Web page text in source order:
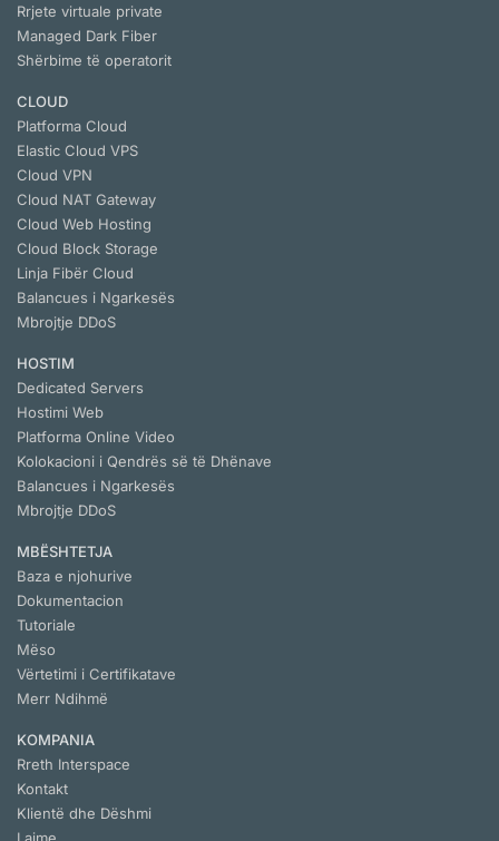
Rrjete virtuale private
Managed Dark Fiber
Shërbime të operatorit
CLOUD
Platforma Cloud
Elastic Cloud VPS
Cloud VPN
Cloud NАТ Gateway
Cloud Web Hosting
Cloud Block Storage
Linja Fibër Cloud
Balancues i Ngarkesës
Mbrojtje DDoS
HOSTIM
Dedicated Servers
Hostimi Web
Platforma Online Video
Kolokacioni i Qendrës së të Dhënave
Balancues i Ngarkesës
Mbrojtje DDoS
MBËSHTETJA
Baza e njohurive
Dokumentacion
Tutoriale
Mëso
Vërtetimi i Certifikatave
Merr Ndihmë
KOMPANIA
Rreth Interspace
Kontakt
Klientë dhe Dëshmi
Lajme